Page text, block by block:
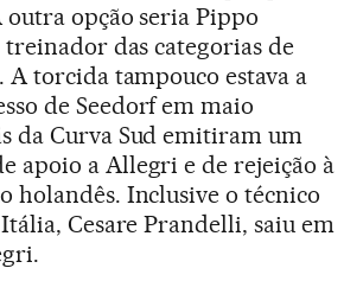
opção seria Pippo
das categorias de
A torcida tampouco estava a
de Seedorf em maio
da Curva Sud emitiram um
apoio a Allegri e de rejeição à
holandês. Inclusive o técnico
Cesare Prandelli, saiu em